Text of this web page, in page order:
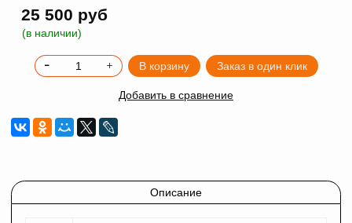
25 500 руб
(в наличии)
В корзину Заказ в один клик
Добавить в сравнение
Описание